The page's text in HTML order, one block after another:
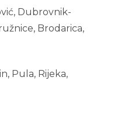
Dubrovnik-
Brodarica,
Pula, Rijeka,